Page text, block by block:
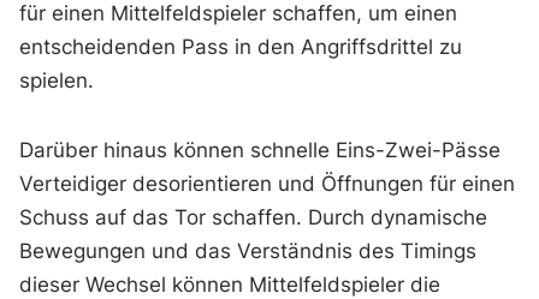
für einen Mittelfeldspieler schaffen, um einen
entscheidenden Pass in den Angriffsdrittel zu
spielen.
Darüber hinaus können schnelle Eins-Zwei-Pässe
Verteidiger desorientieren und Öffnungen für einen
Schuss auf das Tor schaffen. Durch dynamische
Bewegungen und das Verständnis des Timings
dieser Wechsel können Mittelfeldspieler die